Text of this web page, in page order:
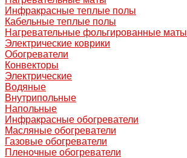
Инфракрасные теплые полы
Кабельные теплые полы
Нагревательные фольгированные маты
Электрические коврики
Обогреватели
Конвекторы
Электрические
Водяные
Внутрипольные
Напольные
Инфракрасные обогреватели
Масляные обогреватели
Газовые обогреватели
Пленочные обогреватели